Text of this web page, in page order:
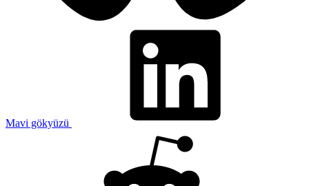
Mavi gökyüzü